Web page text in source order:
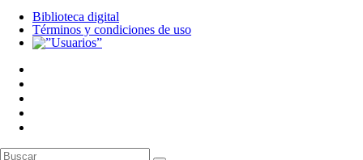
Biblioteca digital
Términos y condiciones de uso